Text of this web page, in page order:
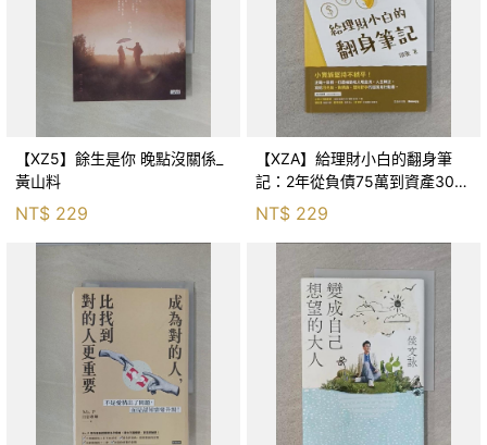
【XZ5】餘生是你 晚點沒關係_
黃山料
NT$ 229
【XZA】給理財小白的翻身筆
記：2年從負債75萬到資產300
萬，ETF讓我走在財務自由路上_
鐵蛋
NT$ 229